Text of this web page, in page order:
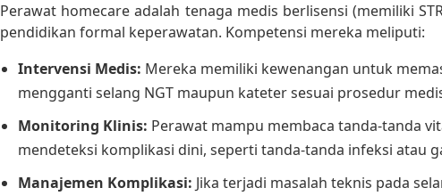
Perawat homecare adalah tenaga medis berlisensi (memiliki
pendidikan formal keperawatan. Kompetensi mereka meliputi:
Intervensi Medis: Mereka memiliki kewenangan untuk
mengganti selang NGT maupun kateter sesuai prosedur
Monitoring Klinis: Perawat mampu membaca tanda-tanda
mendeteksi komplikasi dini, seperti tanda-tanda infeksi atau
Manajemen Komplikasi: Jika terjadi masalah teknis pada